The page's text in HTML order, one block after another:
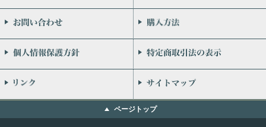
お問い合わせ
個人情報保護方針
リンク
ページトップ